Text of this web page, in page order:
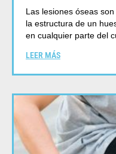
Las lesiones óseas
la estructura de un
en cualquier parte del
LEER MÁS